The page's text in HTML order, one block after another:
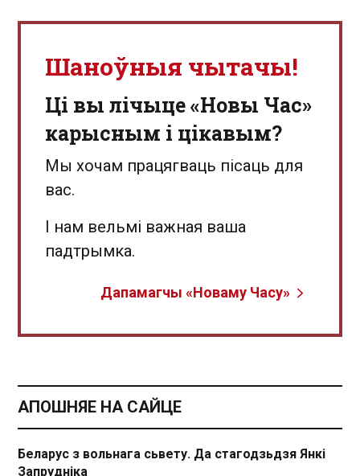
Шаноўныя чытачы!
Ці вы лічыце «Новы Час»
карысным і цікавым?
Мы хочам працягваць пісаць для
вас.
І нам вельмі важная ваша
падтрымка.
Дапамагчы «Новаму Часу»
АПОШНЯЕ НА САЙЦЕ
Беларус з вольнага сьвету. Да стагодзьдзя Янкі
Запрудніка